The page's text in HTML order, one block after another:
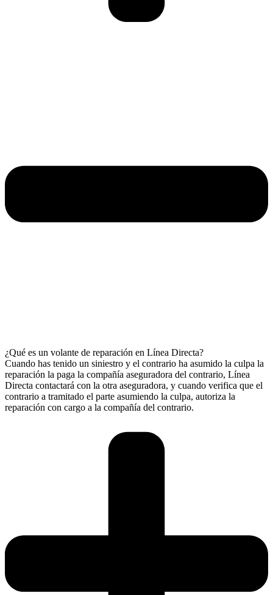
¿Qué es un volante de reparación en Línea Directa?
Cuando has tenido un siniestro y el contrario ha asumido la culpa la
reparación la paga la compañía aseguradora del contrario, Línea
Directa contactará con la otra aseguradora, y cuando verifica que el
contrario a tramitado el parte asumiendo la culpa, autoriza la
reparación con cargo a la compañía del contrario.